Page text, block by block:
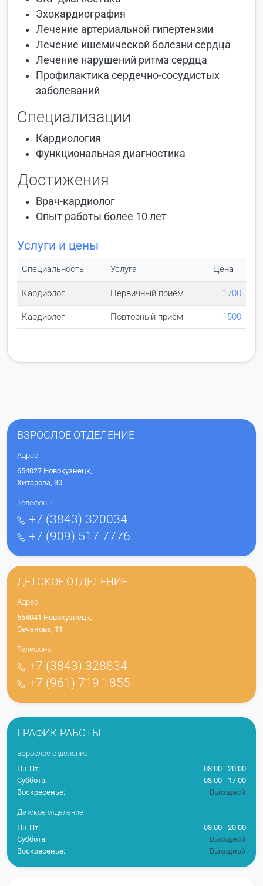
Эхокардиография
Лечение артериальной гипертензии
Лечение ишемической болезни сердца
Лечение нарушений ритма сердца
Профилактика сердечно-сосудистых
заболеваний
Специализации
Кардиология
Функциональная диагностика
Достижения
Врач-кардиолог
Опыт работы более 10 лет
Услуги и цены
Специальность Услуга Цена
Кардиолог Первичный приём 1700
Кардиолог Повторный приём 1500
ВЗРОСЛОЕ ОТДЕЛЕНИЕ
Адрес
654027 Новокузнецк,
Хитарова, 30
Телефоны
+7 (3843) 320034
+7 (909) 517 7776
ДЕТСКОЕ ОТДЕЛЕНИЕ
Адрес
654041 Новокузнецк,
Сеченова, 11
Телефоны
+7 (3843) 328834
+7 (961) 719 1855
ГРАФИК РАБОТЫ
Взрослое отделение
Пн-Пт:
08:00 - 20:00
Суббота:
08:00 - 17:00
Воскресенье:
Выходной
Детское отделение
Пн-Пт:
08:00 - 20:00
Суббота:
Выходной
Воскресенье:
Выходной